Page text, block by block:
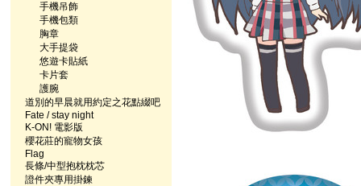
手機吊飾
手機包類
胸章
大手提袋
悠遊卡貼紙
卡片套
護腕
道別的早晨就用約定之花點綴吧
Fate / stay night
K-ON! 電影版
櫻花莊的寵物女孩
Flag
長條/中型抱枕枕芯
證件夾專用掛鍊